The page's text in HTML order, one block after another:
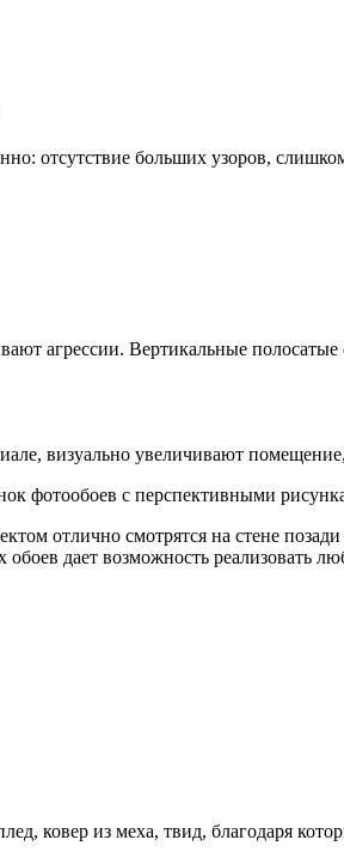
отсутствие больших узоров,
агрессии. Вертикальные
визуально увеличивают
фотообоев с перспективными
отлично смотрятся на стене
дает возможность реализовать
ковер из меха, твид, благодаря